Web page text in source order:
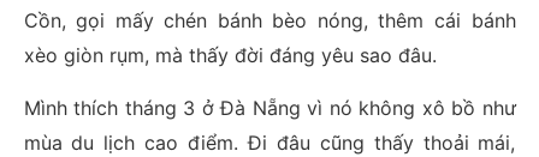
Cồn, gọi mấy chén bánh bèo nóng, thêm cái bánh
xèo giòn rụm, mà thấy đời đáng yêu sao đâu.
Mình thích tháng 3 ở Đà Nẵng vì nó không xô bồ như
mùa du lịch cao điểm. Đi đâu cũng thấy thoải mái,